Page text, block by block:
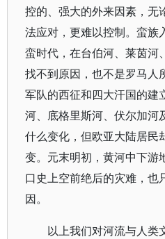
控的、强大的外来因素，无
法应对，更难以控制。蛮族
蛮时代，在台伯河、莱茵河
找不到原因，也不是罗马人
军队的西征和四大汗国的建
河、底格里斯河、伏尔加河
什么变化，但欧亚大陆居民
变。元末明初，黄河中下游
口史上空前绝后的灾难，也
因。
以上我们对河流与人类